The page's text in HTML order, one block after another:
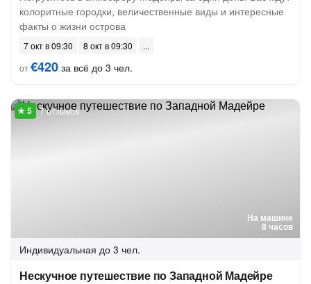
колоритные городки, величественные виды и интересные
факты о жизни острова
7 окт в 09:30
8 окт в 09:30
от€420 за всё до 3 чел.
На машине
8 часов
7 отзывов
Индивидуальная до 3 чел.
Нескучное путешествие по Западной Мадейре